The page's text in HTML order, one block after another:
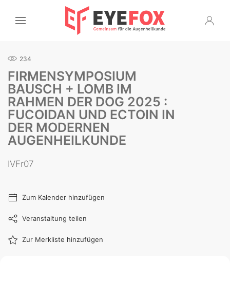
234
FIRMENSYMPOSIUM
BAUSCH + LOMB IM
RAHMEN DER DOG 2025 :
FUCOIDAN UND ECTOIN IN
DER MODERNEN
AUGENHEILKUNDE
IVFr07
Zum Kalender hinzufügen
Veranstaltung teilen
Zur Merkliste hinzufügen